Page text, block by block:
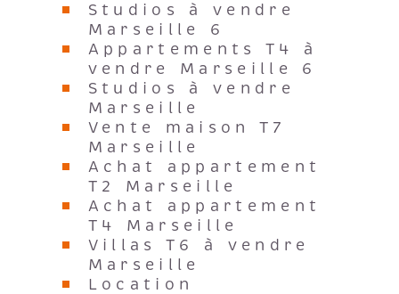
Marseille 6
Appartements T4 à
vendre Marseille 6
Studios à vendre
Marseille
Vente maison T7
Marseille
Achat appartement
T2 Marseille
Achat appartement
T4 Marseille
Villas T6 à vendre
Marseille
Location
appartement T2